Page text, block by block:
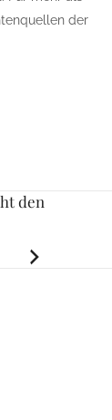
der
den